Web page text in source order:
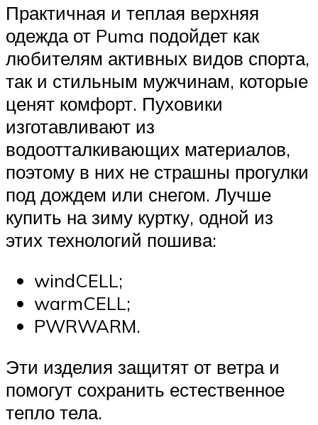
Практичная и теплая верхняя
одежда от Puma подойдет как
любителям активных видов спорта,
так и стильным мужчинам, которые
ценят комфорт. Пуховики
изготавливают из
водоотталкивающих материалов,
поэтому в них не страшны прогулки
под дождем или снегом. Лучше
купить на зиму куртку, одной из
этих технологий пошива:
windCELL;
warmCELL;
PWRWARM.
Эти изделия защитят от ветра и
помогут сохранить естественное
тепло тела.